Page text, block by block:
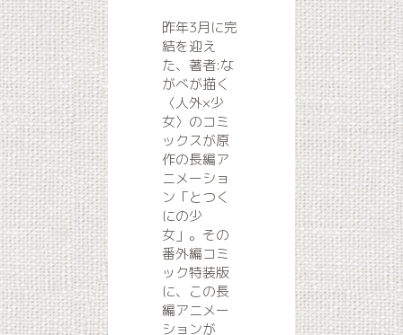
昨年3月に完
結を迎え
た、著者:な
がべが描く
〈人外×少
女〉のコミ
ックスが原
作の長編ア
ニメーショ
ン「とつく
にの少
女」。その
番外編コミ
ック特装版
に、この長
編アニメー
ションが